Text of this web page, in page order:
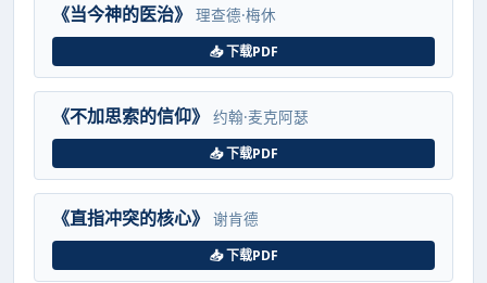
《当今神的医治》 理查德·梅休
📥 下载PDF
《不加思索的信仰》 约翰·麦克阿瑟
📥 下载PDF
《直指冲突的核心》 谢肯德
📥 下载PDF